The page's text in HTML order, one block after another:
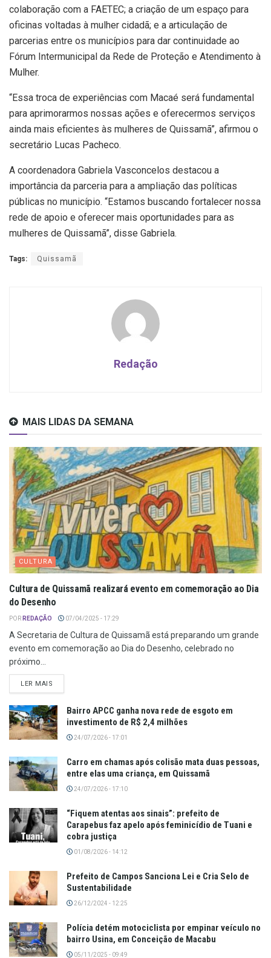
colaboração com a FAETEC; a criação de um espaço para
oficinas voltadas à mulher cidadã; e a articulação de
parcerias entre os municípios para dar continuidade ao
Fórum Intermunicipal da Rede de Proteção e Atendimento à
Mulher.
“Essa troca de experiências com Macaé será fundamental
para aprimorarmos nossas ações e oferecermos serviços
ainda mais eficientes às mulheres de Quissamã”, afirmou o
secretário Lucas Pacheco.
A coordenadora Gabriela Vasconcelos destacou a
importância da parceria para a ampliação das políticas
públicas no município. “Estamos buscando fortalecer nossa
rede de apoio e oferecer mais oportunidades para as
mulheres de Quissamã”, disse Gabriela.
Tags: Quissamã
Redação
MAIS LIDAS DA SEMANA
CULTURA
Cultura de Quissamã realizará evento em comemoração ao Dia
do Desenho
POR REDAÇÃO 07/04/2025 - 17:29
A Secretaria de Cultura de Quissamã está preparando um grande
evento em comemoração ao Dia do Desenho, celebrado no
próximo...
LER MAIS
Bairro APCC ganha nova rede de esgoto em
investimento de R$ 2,4 milhões
24/07/2026 - 17:01
Carro em chamas após colisão mata duas pessoas,
entre elas uma criança, em Quissamã
24/07/2026 - 17:10
“Fiquem atentas aos sinais”: prefeito de
Carapebus faz apelo após feminicídio de Tuani e
cobra justiça
01/08/2026 - 14:12
Prefeito de Campos Sanciona Lei e Cria Selo de
Sustentabilidade
26/12/2024 - 12:25
Polícia detém motociclista por empinar veículo no
bairro Usina, em Conceição de Macabu
05/11/2025 - 09:49